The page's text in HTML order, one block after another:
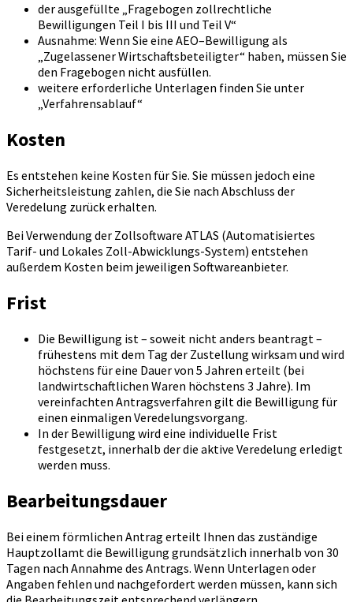
der ausgefüllte „Fragebogen zollrechtliche
Bewilligungen Teil I bis III und Teil V“
Ausnahme: Wenn Sie eine AEO–Bewilligung als
„Zugelassener Wirtschaftsbeteiligter“ haben, müssen Sie
den Fragebogen nicht ausfüllen.
weitere erforderliche Unterlagen finden Sie unter
„Verfahrensablauf“
Kosten
Es entstehen keine Kosten für Sie. Sie müssen jedoch eine
Sicherheitsleistung zahlen, die Sie nach Abschluss der
Veredelung zurück erhalten.
Bei Verwendung der Zollsoftware ATLAS (Automatisiertes
Tarif- und Lokales Zoll-Abwicklungs-System) entstehen
außerdem Kosten beim jeweiligen Softwareanbieter.
Frist
Die Bewilligung ist – soweit nicht anders beantragt –
frühestens mit dem Tag der Zustellung wirksam und wird
höchstens für eine Dauer von 5 Jahren erteilt (bei
landwirtschaftlichen Waren höchstens 3 Jahre). Im
vereinfachten Antragsverfahren gilt die Bewilligung für
einen einmaligen Veredelungsvorgang.
In der Bewilligung wird eine individuelle Frist
festgesetzt, innerhalb der die aktive Veredelung erledigt
werden muss.
Bearbeitungsdauer
Bei einem förmlichen Antrag erteilt Ihnen das zuständige
Hauptzollamt die Bewilligung grundsätzlich innerhalb von 30
Tagen nach Annahme des Antrags. Wenn Unterlagen oder
Angaben fehlen und nachgefordert werden müssen, kann sich